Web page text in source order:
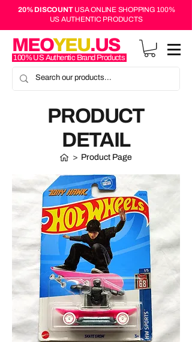
20% DISCOUNTUSA ONLINE SHOPPING 100%
US AUTHENTIC PRODUCTS
MEOYEU.US
100% US Authentic Brand Products
PRODUCT
DETAIL
> Product Page